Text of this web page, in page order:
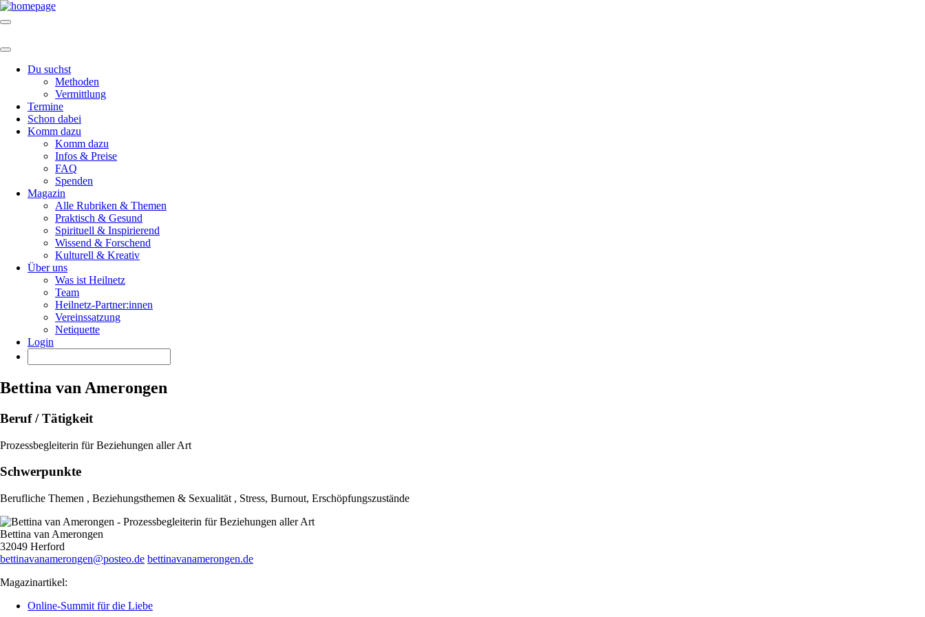
Du suchst
Methoden
Vermittlung
Termine
Schon dabei
Komm dazu
Komm dazu
Infos & Preise
FAQ
Spenden
Magazin
Alle Rubriken & Themen
Praktisch & Gesund
Spirituell & Inspirierend
Wissend & Forschend
Kulturell & Kreativ
Über uns
Was ist Heilnetz
Team
Heilnetz-Partner:innen
Vereinssatzung
Netiquette
Login
Bettina van Amerongen
Beruf / Tätigkeit
Prozessbegleiterin für Beziehungen aller Art
Schwerpunkte
Berufliche Themen , Beziehungsthemen & Sexualität , Stress, Burnout, Erschöpfungszustände
Bettina van Amerongen
32049 Herford
bettinavanamerongen@posteo.de bettinavanamerongen.de
Magazinartikel:
Online-Summit für die Liebe